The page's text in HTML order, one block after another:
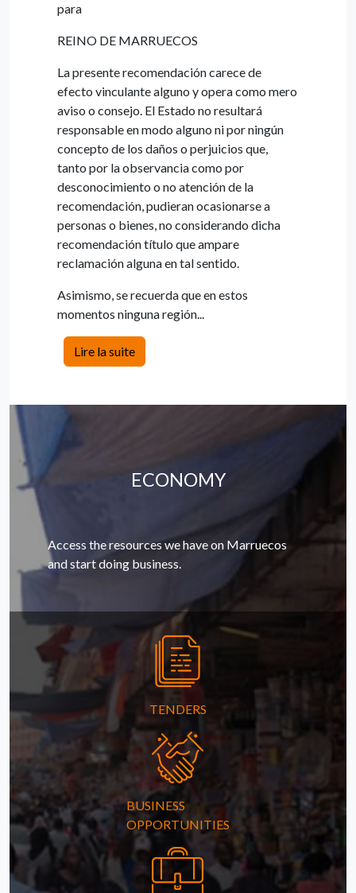
para
REINO DE MARRUECOS
La presente recomendación carece de
efecto vinculante alguno y opera como mero
aviso o consejo. El Estado no resultará
responsable en modo alguno ni por ningún
concepto de los daños o perjuicios que,
tanto por la observancia como por
desconocimiento o no atención de la
recomendación, pudieran ocasionarse a
personas o bienes, no considerando dicha
recomendación título que ampare
reclamación alguna en tal sentido.
Asimismo, se recuerda que en estos
momentos ninguna región...
Lire la suite
ECONOMY
Access the resources we have on Marruecos
and start doing business.
TENDERS
BUSINESS
OPPORTUNITIES